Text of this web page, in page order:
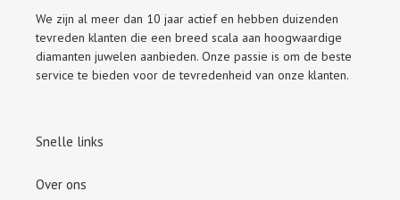
We zijn al meer dan 10 jaar actief en hebben duizenden
tevreden klanten die een breed scala aan hoogwaardige
diamanten juwelen aanbieden. Onze passie is om de beste
service te bieden voor de tevredenheid van onze klanten.
Snelle links
Over ons